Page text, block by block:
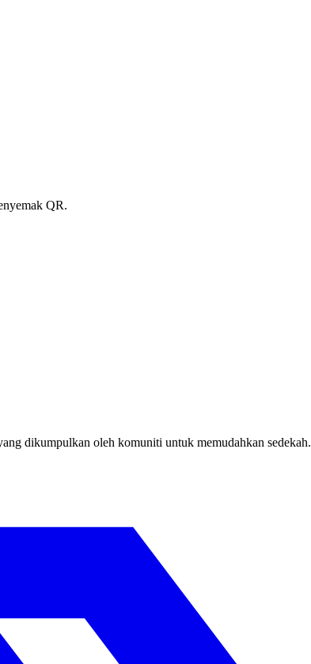
QR.
dikumpulkan oleh komuniti untuk memudahkan sedekah.